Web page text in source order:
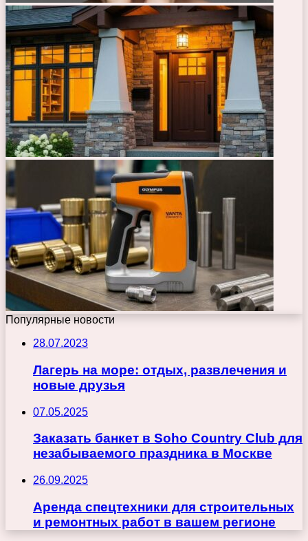
Популярные новости
28.07.2023
Лагерь на море: отдых, развлечения и
новые друзья
07.05.2025
Заказать банкет в Soho Country Club для
незабываемого праздника в Москве
26.09.2025
Аренда спецтехники для строительных
и ремонтных работ в вашем регионе